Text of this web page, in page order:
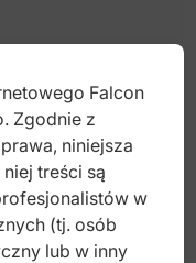
Falcon
Zgodnie z
niniejsza
treści są
w
(tj. osób
lub w inny